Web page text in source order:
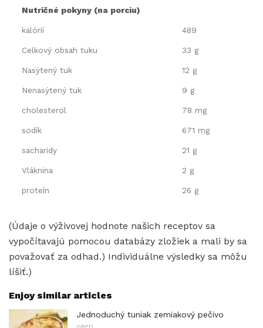
Nutričné ​​pokyny (na porciu)
kalórií 489
Celkový obsah tuku 33 g
Nasýtený tuk 12 g
Nenasýtený tuk 9 g
cholesterol 78 mg
sodík 671 mg
sacharidy 21 g
Vláknina 2 g
proteín 26 g
(Údaje o výživovej hodnote našich receptov sa
vypočítavajú pomocou databázy zložiek a mali by sa
považovať za odhad.) Individuálne výsledky sa môžu
líšiť.)
Enjoy similar articles
Jednoduchý tuniak zemiakový pečivo
OBED